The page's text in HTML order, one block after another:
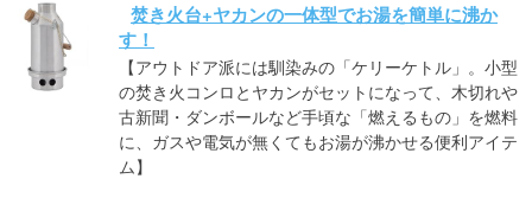
焚き火台+ヤカンの一体型でお湯を簡単に沸か
す！
【アウトドア派には馴染みの「ケリーケトル」。小型
の焚き火コンロとヤカンがセットになって、木切れや
古新聞・ダンボールなど手頃な「燃えるもの」を燃料
に、ガスや電気が無くてもお湯が沸かせる便利アイテ
ム】